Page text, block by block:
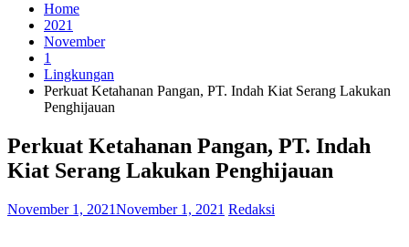
Home
2021
November
1
Lingkungan
Perkuat Ketahanan Pangan, PT. Indah Kiat Serang Lakukan
Penghijauan
Perkuat Ketahanan Pangan, PT. Indah
Kiat Serang Lakukan Penghijauan
November 1, 2021November 1, 2021 Redaksi